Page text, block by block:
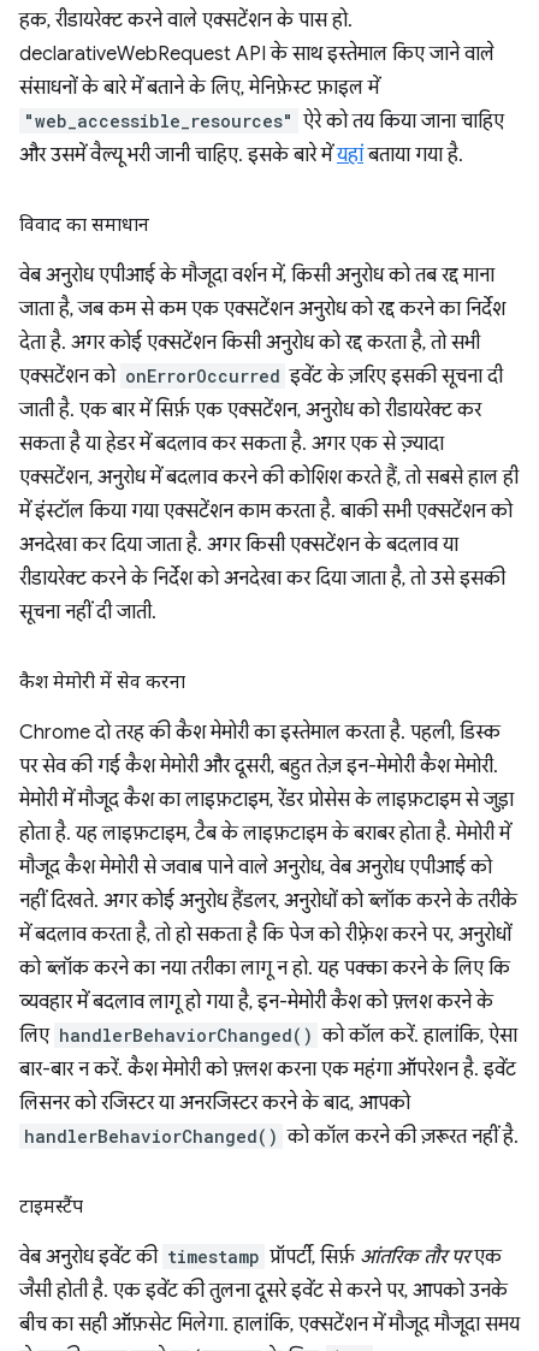
हक, रीडायरेक्ट करने वाले एक्सटेंशन के पास हो.
declarativeWebRequest API के साथ इस्तेमाल किए जाने वाले
संसाधनों के बारे में बताने के लिए, मेनिफ़ेस्ट फ़ाइल में
"web_accessible_resources" ऐरे को तय किया जाना चाहिए
और उसमें वैल्यू भरी जानी चाहिए. इसके बारे मेंयहांबताया गया है.
विवाद का समाधान
वेब अनुरोध एपीआई के मौजूदा वर्शन में, किसी अनुरोध को तब रद्द माना
जाता है, जब कम से कम एक एक्सटेंशन अनुरोध को रद्द करने का निर्देश
देता है. अगर कोई एक्सटेंशन किसी अनुरोध को रद्द करता है, तो सभी
एक्सटेंशन को onErrorOccurred इवेंट के ज़रिए इसकी सूचना दी
जाती है. एक बार में सिर्फ़ एक एक्सटेंशन, अनुरोध को रीडायरेक्ट कर
सकता है या हेडर में बदलाव कर सकता है. अगर एक से ज़्यादा
एक्सटेंशन, अनुरोध में बदलाव करने की कोशिश करते हैं, तो सबसे हाल ही
में इंस्टॉल किया गया एक्सटेंशन काम करता है. बाकी सभी एक्सटेंशन को
अनदेखा कर दिया जाता है. अगर किसी एक्सटेंशन के बदलाव या
रीडायरेक्ट करने के निर्देश को अनदेखा कर दिया जाता है, तो उसे इसकी
सूचना नहीं दी जाती.
कैश मेमोरी में सेव करना
Chrome दो तरह की कैश मेमोरी का इस्तेमाल करता है. पहली, डिस्क
पर सेव की गई कैश मेमोरी और दूसरी, बहुत तेज़ इन-मेमोरी कैश मेमोरी.
मेमोरी में मौजूद कैश का लाइफ़टाइम, रेंडर प्रोसेस के लाइफ़टाइम से जुड़ा
होता है. यह लाइफ़टाइम, टैब के लाइफ़टाइम के बराबर होता है. मेमोरी में
मौजूद कैश मेमोरी से जवाब पाने वाले अनुरोध, वेब अनुरोध एपीआई को
नहीं दिखते. अगर कोई अनुरोध हैंडलर, अनुरोधों को ब्लॉक करने के तरीके
में बदलाव करता है, तो हो सकता है कि पेज को रीफ़्रेश करने पर, अनुरोधों
को ब्लॉक करने का नया तरीका लागू न हो. यह पक्का करने के लिए कि
व्यवहार में बदलाव लागू हो गया है, इन-मेमोरी कैश को फ़्लश करने के
लिए handlerBehaviorChanged() को कॉल करें. हालांकि, ऐसा
बार-बार न करें. कैश मेमोरी को फ़्लश करना एक महंगा ऑपरेशन है. इवेंट
लिसनर को रजिस्टर या अनरजिस्टर करने के बाद, आपको
handlerBehaviorChanged() को कॉल करने की ज़रूरत नहीं है.
टाइमस्टैंप
वेब अनुरोध इवेंट की timestamp प्रॉपर्टी, सिर्फ़ आंतरिक तौर परएक
जैसी होती है. एक इवेंट की तुलना दूसरे इवेंट से करने पर, आपको उनके
बीच का सही ऑफ़सेट मिलेगा. हालांकि, एक्सटेंशन में मौजूद मौजूदा समय